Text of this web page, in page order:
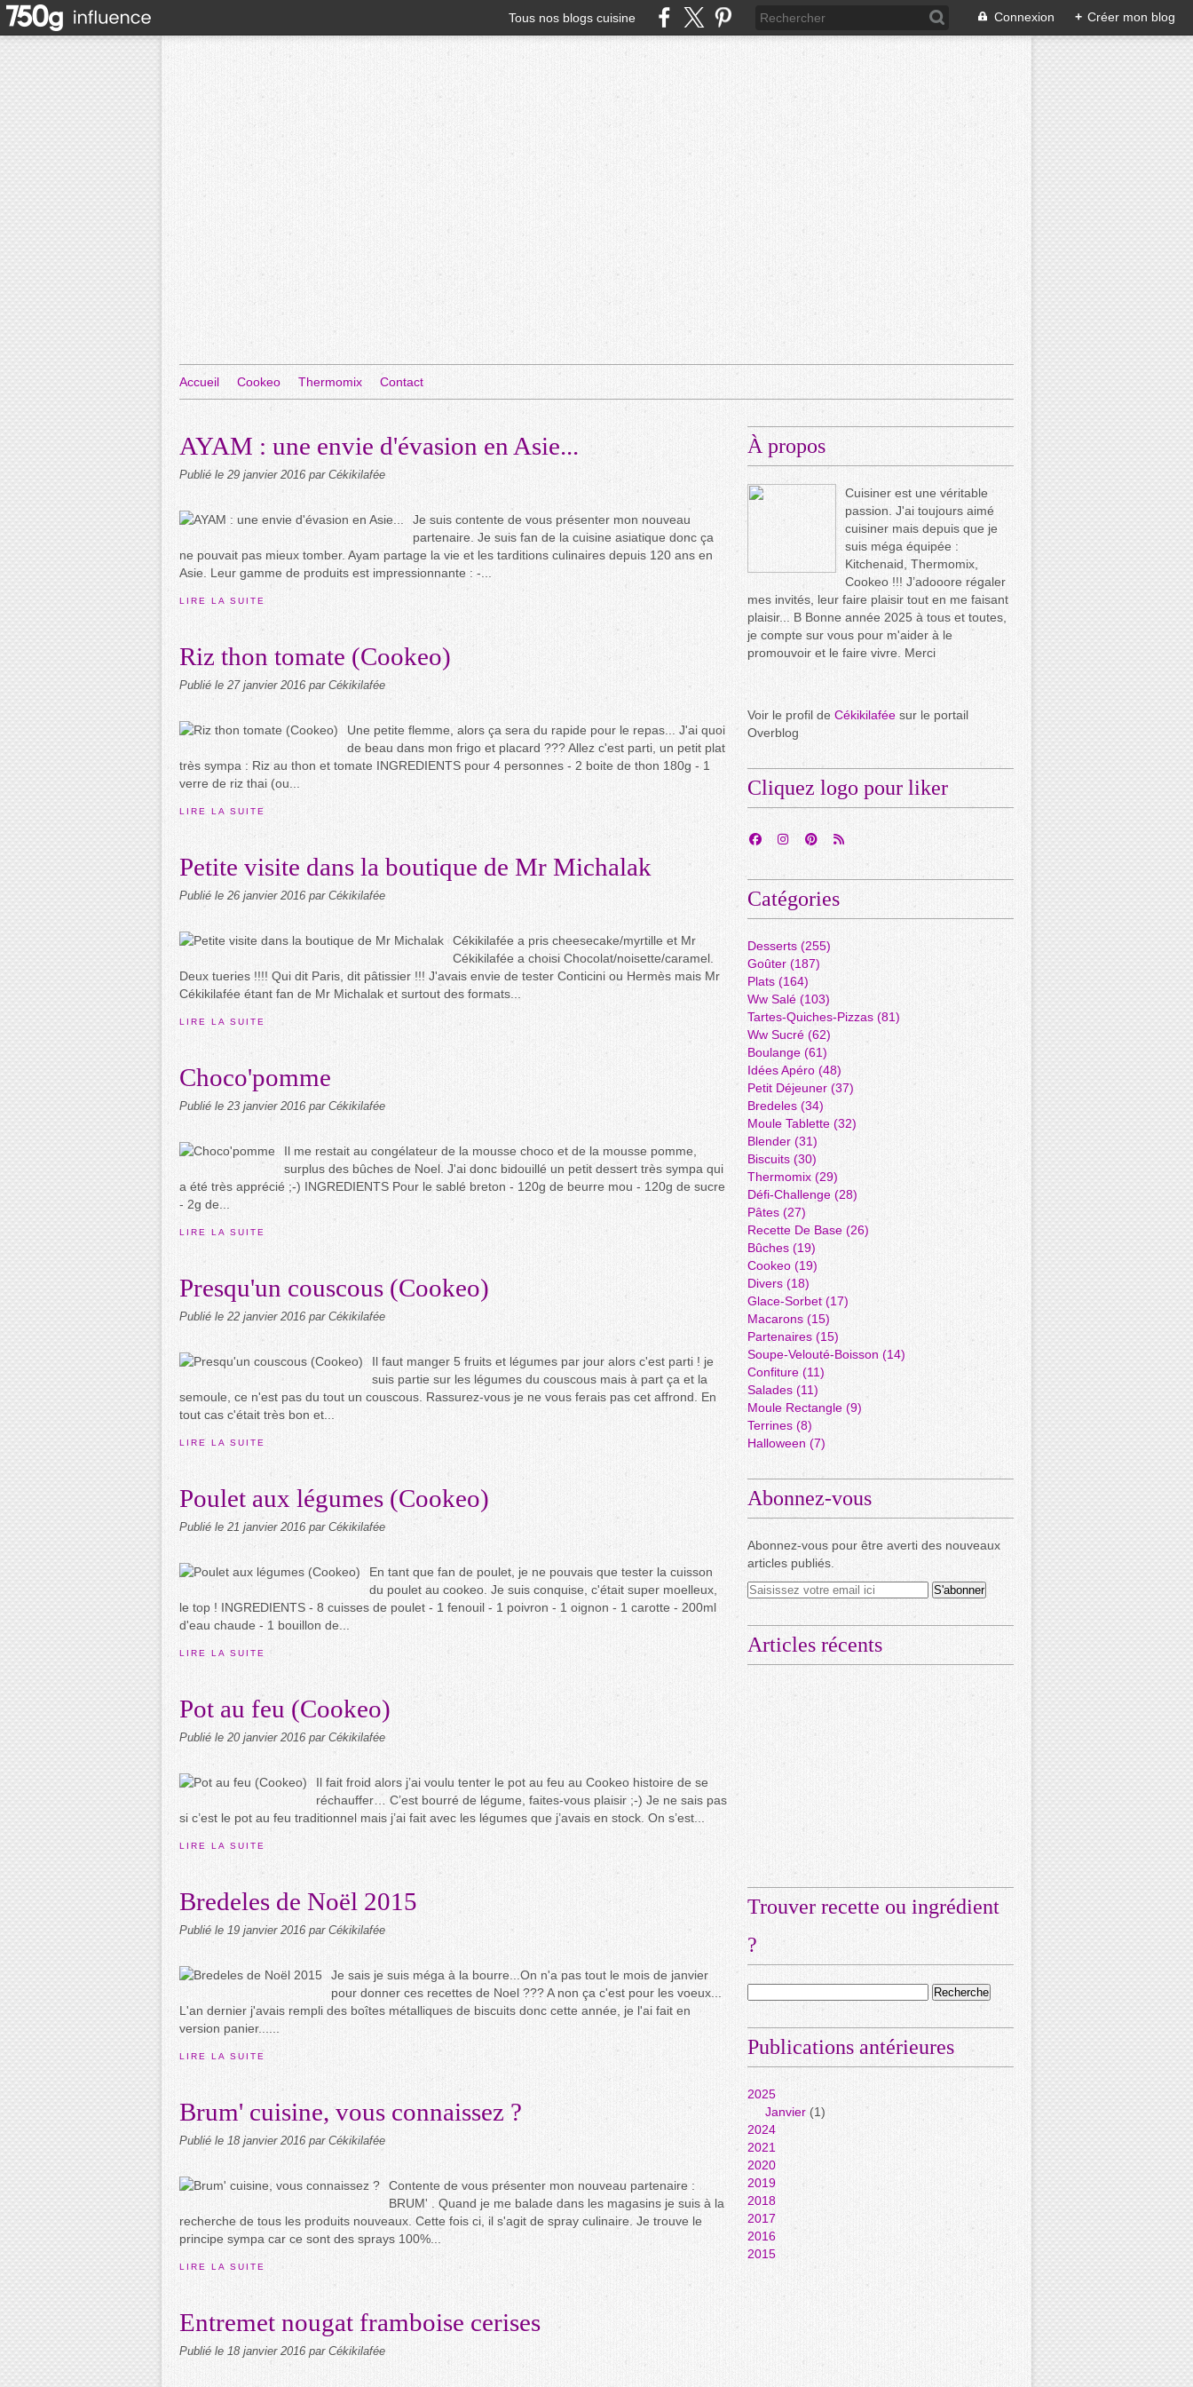
Tous nos blogs cuisine Connexion + Créer mon blog
Accueil Cookeo Thermomix Contact
AYAM : une envie d'évasion en Asie...
Publié le 29 janvier 2016 par Cékikilafée
Je suis contente de vous présenter mon nouveau
partenaire. Je suis fan de la cuisine asiatique donc ça
ne pouvait pas mieux tomber. Ayam partage la vie et les tarditions culinaires depuis 120 ans en
Asie. Leur gamme de produits est impressionnante : -...
LIRE LA SUITE
Riz thon tomate (Cookeo)
Publié le 27 janvier 2016 par Cékikilafée
Une petite flemme, alors ça sera du rapide pour le repas... J'ai quoi
de beau dans mon frigo et placard ??? Allez c'est parti, un petit plat
très sympa : Riz au thon et tomate INGREDIENTS pour 4 personnes - 2 boite de thon 180g - 1
verre de riz thai (ou...
LIRE LA SUITE
Petite visite dans la boutique de Mr Michalak
Publié le 26 janvier 2016 par Cékikilafée
Cékikilafée a pris cheesecake/myrtille et Mr
Cékikilafée a choisi Chocolat/noisette/caramel.
Deux tueries !!!! Qui dit Paris, dit pâtissier !!! J'avais envie de tester Conticini ou Hermès mais Mr
Cékikilafée étant fan de Mr Michalak et surtout des formats...
LIRE LA SUITE
Choco'pomme
Publié le 23 janvier 2016 par Cékikilafée
Il me restait au congélateur de la mousse choco et de la mousse pomme,
surplus des bûches de Noel. J'ai donc bidouillé un petit dessert très sympa qui
a été très apprécié ;-) INGREDIENTS Pour le sablé breton - 120g de beurre mou - 120g de sucre
- 2g de...
LIRE LA SUITE
Presqu'un couscous (Cookeo)
Publié le 22 janvier 2016 par Cékikilafée
Il faut manger 5 fruits et légumes par jour alors c'est parti ! je
suis partie sur les légumes du couscous mais à part ça et la
semoule, ce n'est pas du tout un couscous. Rassurez-vous je ne vous ferais pas cet affrond. En
tout cas c'était très bon et...
LIRE LA SUITE
Poulet aux légumes (Cookeo)
Publié le 21 janvier 2016 par Cékikilafée
En tant que fan de poulet, je ne pouvais que tester la cuisson
du poulet au cookeo. Je suis conquise, c'était super moelleux,
le top ! INGREDIENTS - 8 cuisses de poulet - 1 fenouil - 1 poivron - 1 oignon - 1 carotte - 200ml
d'eau chaude - 1 bouillon de...
LIRE LA SUITE
Pot au feu (Cookeo)
Publié le 20 janvier 2016 par Cékikilafée
Il fait froid alors j’ai voulu tenter le pot au feu au Cookeo histoire de se
réchauffer… C’est bourré de légume, faites-vous plaisir ;-) Je ne sais pas
si c’est le pot au feu traditionnel mais j’ai fait avec les légumes que j’avais en stock. On s’est...
LIRE LA SUITE
Bredeles de Noël 2015
Publié le 19 janvier 2016 par Cékikilafée
Je sais je suis méga à la bourre...On n'a pas tout le mois de janvier
pour donner ces recettes de Noel ??? A non ça c'est pour les voeux...
L'an dernier j'avais rempli des boîtes métalliques de biscuits donc cette année, je l'ai fait en
version panier......
LIRE LA SUITE
Brum' cuisine, vous connaissez ?
Publié le 18 janvier 2016 par Cékikilafée
Contente de vous présenter mon nouveau partenaire :
BRUM' . Quand je me balade dans les magasins je suis à la
recherche de tous les produits nouveaux. Cette fois ci, il s'agit de spray culinaire. Je trouve le
principe sympa car ce sont des sprays 100%...
LIRE LA SUITE
Entremet nougat framboise cerises
Publié le 18 janvier 2016 par Cékikilafée
À propos
Cuisiner est une véritable
passion. J'ai toujours aimé
cuisiner mais depuis que je
suis méga équipée :
Kitchenaid, Thermomix,
Cookeo !!! J’adooore régaler
mes invités, leur faire plaisir tout en me faisant
plaisir... B Bonne année 2025 à tous et toutes,
je compte sur vous pour m'aider à le
promouvoir et le faire vivre. Merci
Voir le profil de Cékikilafée sur le portail
Overblog
Cliquez logo pour liker
Catégories
Desserts (255)
Goûter (187)
Plats (164)
Ww Salé (103)
Tartes-Quiches-Pizzas (81)
Ww Sucré (62)
Boulange (61)
Idées Apéro (48)
Petit Déjeuner (37)
Bredeles (34)
Moule Tablette (32)
Blender (31)
Biscuits (30)
Thermomix (29)
Défi-Challenge (28)
Pâtes (27)
Recette De Base (26)
Bûches (19)
Cookeo (19)
Divers (18)
Glace-Sorbet(17)
Macarons (15)
Partenaires (15)
Soupe-Velouté-Boisson (14)
Confiture (11)
Salades (11)
Moule Rectangle (9)
Terrines (8)
Halloween (7)
Abonnez-vous
Abonnez-vous pour être averti des nouveaux
articles publiés.
Articles récents
Trouver recette ou ingrédient
?
Publications antérieures
2025
Janvier (1)
2024
2021
2020
2019
2018
2017
2016
2015